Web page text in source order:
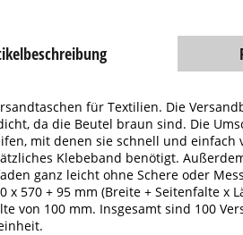
für Textilien. Die
da die Beutel braun sind. Die
mit denen sie schnell und einfach
Klebeband benötigt.
ganz leicht ohne Schere oder
x 570 + 95 mm (Breite + Seitenfalte x
von 100 mm. Insgesamt sind 100